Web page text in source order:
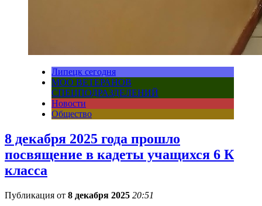
Липецк сегодня
МОО ВЕТЕРАНОВ
СПЕЦПОДРАЗДЕЛЕНИЙ
Новости
Общество
8 декабря 2025 года прошло
посвящение в кадеты учащихся 6 К
класса
Публикация от 8 декабря 2025 20:51